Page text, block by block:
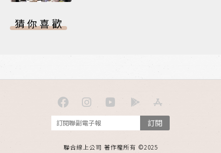
猜你喜歡
訂閱
聯合線上公司 著作權所有 ©2025